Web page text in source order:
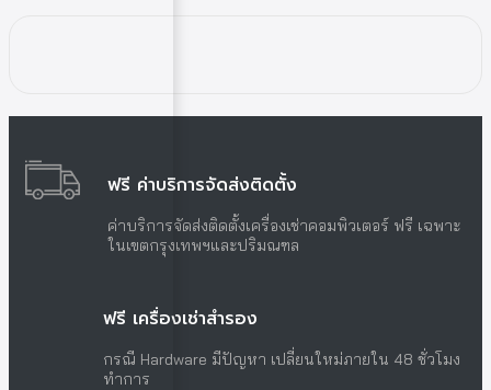
ฟรี ค่าบริการจัดส่งติดตั้ง
ค่าบริการจัดส่งติดตั้งเครื่องเช่าคอมพิวเตอร์ ฟรี เฉพาะ
ในเขตกรุงเทพฯและปริมณฑล
ฟรี เครื่องเช่าสำรอง
กรณี Hardware มีปัญหา เปลี่ยนใหม่ภายใน 48 ชั่วโมง
ทำการ